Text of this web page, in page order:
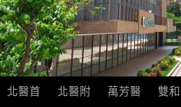
北醫首
北醫附
萬芳醫
雙